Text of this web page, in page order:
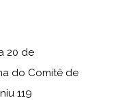
20 de
do Comitê de
119